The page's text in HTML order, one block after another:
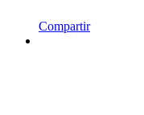
Compartir